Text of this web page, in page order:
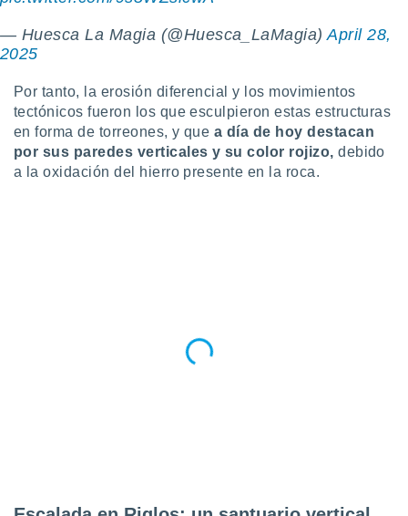
con el
e
mediante
publicidad
— Huesca La Magia (@Huesca_LaMagia)April 28,
2025
Por tanto, la erosión diferencial y los movimientos
tectónicos fueron los que esculpieron estas estructuras
en forma de torreones, y que a día de hoy destacan
por sus paredes verticales y su color rojizo,debido
a la oxidación del hierro presente en la roca.